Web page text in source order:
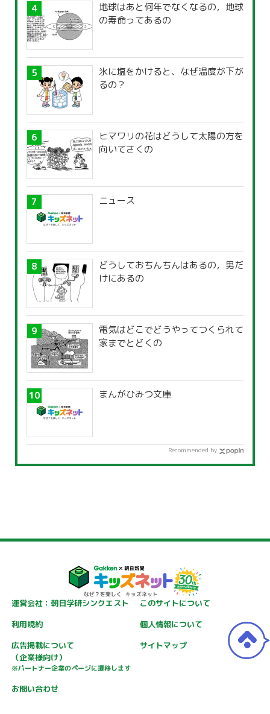
地球はあと何年でなくなるの，地球
の寿命ってあるの
氷に塩をかけると、なぜ温度が下が
るの？
ヒマワリの花はどうして太陽の方を
向いてさくの
ニュース
どうしておちんちんはあるの，男だ
けにあるの
電気はどこでどうやってつくられて
家までとどくの
まんがひみつ文庫
Recommended by
運営会社：朝日学研シンクエスト
このサイトについて
利用規約
個人情報について
広告掲載について
（企業様向け）
※パートナー企業のページに遷移します
サイトマップ
お問い合わせ